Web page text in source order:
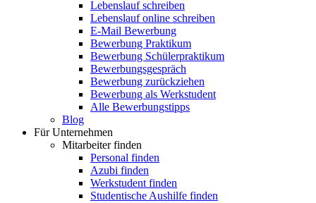
Lebenslauf schreiben
Lebenslauf online schreiben
E-Mail Bewerbung
Bewerbung Praktikum
Bewerbung Schülerpraktikum
Bewerbungsgespräch
Bewerbung zurückziehen
Bewerbung als Werkstudent
Alle Bewerbungstipps
Blog
Für Unternehmen
Mitarbeiter finden
Personal finden
Azubi finden
Werkstudent finden
Studentische Aushilfe finden